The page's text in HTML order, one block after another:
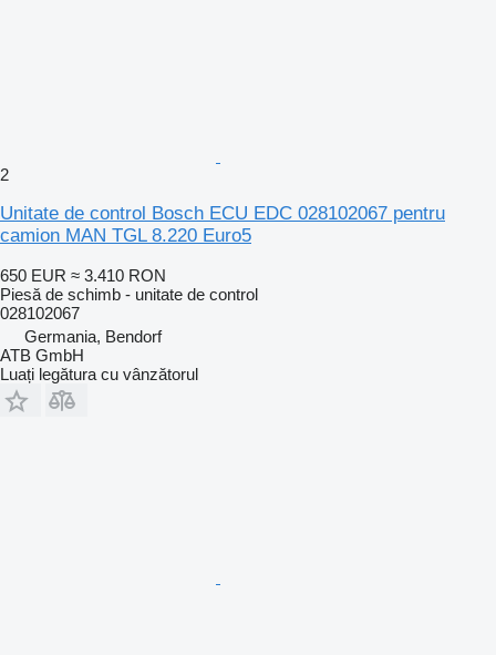
2
Unitate de control Bosch ECU EDC 028102067 pentru
camion MAN TGL 8.220 Euro5
650 EUR ≈ 3.410 RON
Piesă de schimb - unitate de control
028102067
Germania, Bendorf
ATB GmbH
Luați legătura cu vânzătorul